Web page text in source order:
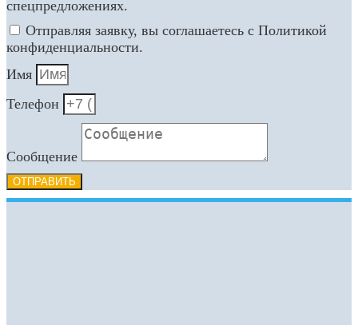
спецпредложениях.
Отправляя заявку, вы соглашаетесь с Политикой
конфиденциальности.
Имя
Телефон
Сообщение
ОТПРАВИТЬ